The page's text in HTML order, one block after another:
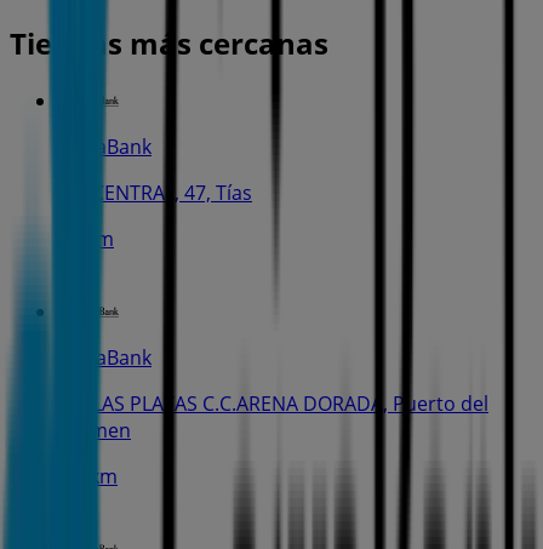
Tiendas más cercanas
CaixaBank
AV. CENTRAL, 47, Tías
133 m
CaixaBank
AV. LAS PLAYAS C.C.ARENA DORADA, Puerto del
Carmen
3.8 km